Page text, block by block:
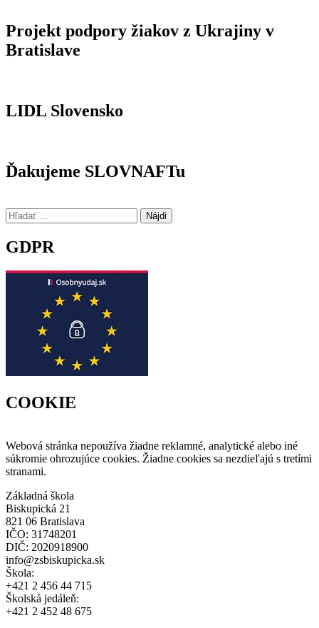
Projekt podpory žiakov z Ukrajiny v
Bratislave
LIDL Slovensko
Ďakujeme SLOVNAFTu
Hľadať:
GDPR
COOKIE
Webová stránka nepoužíva žiadne reklamné, analytické alebo iné
súkromie ohrozujúce cookies. Žiadne cookies sa nezdieľajú s tretími
stranami.
Základná škola
Biskupická 21
821 06 Bratislava
IČO: 31748201
DIČ: 2020918900
info@zsbiskupicka.sk
Škola:
+421 2 456 44 715
Školská jedáleň:
+421 2 452 48 675